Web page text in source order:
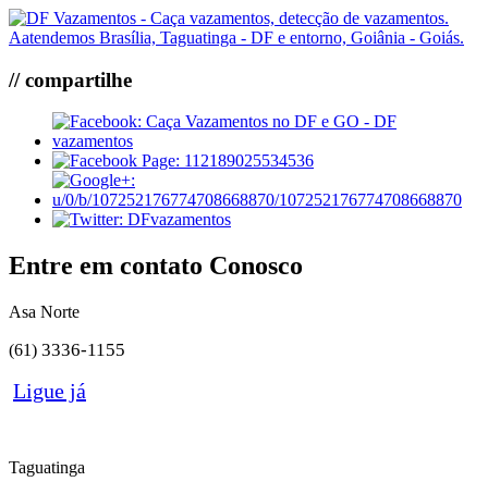
// compartilhe
Entre em contato Conosco
Asa Norte
(61) 3336-1155
Ligue já
Taguatinga